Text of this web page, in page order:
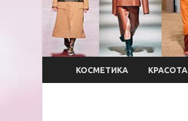
КОСМЕТИКА КРАСОТА